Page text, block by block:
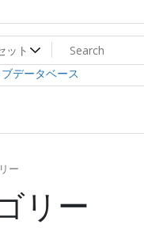
データベース
ー
リー